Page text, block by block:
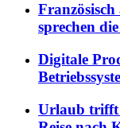
sprechen
Digitale
Urlaub trifft